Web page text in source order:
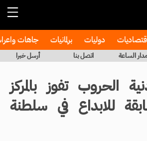
دوليات برلمانيات جاهات
الساعة اتصل بنا أرسل خبرا
الحروب تفوز بالمركز
للابداع في سلطنة